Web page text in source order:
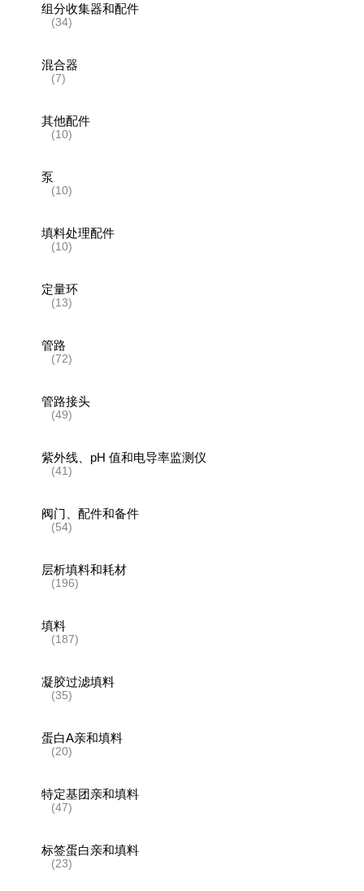
组分收集器和配件
(34)
混合器
(7)
其他配件
(10)
泵
(10)
填料处理配件
(10)
定量环
(13)
管路
(72)
管路接头
(49)
紫外线、pH 值和电导率监测仪
(41)
阀门、配件和备件
(54)
层析填料和耗材
(196)
填料
(187)
凝胶过滤填料
(35)
蛋白A亲和填料
(20)
特定基团亲和填料
(47)
标签蛋白亲和填料
(23)